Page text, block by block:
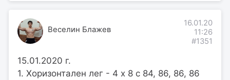
Веселин Блажев
16.01.20
11:26
#1351
15.01.2020 г.
1. Хоризонтален лег - 4 х 8 с 84, 86, 86, 86